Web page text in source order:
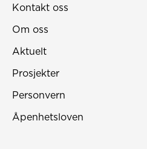
Kontakt oss
Om oss
Aktuelt
Prosjekter
Personvern
Åpenhetsloven